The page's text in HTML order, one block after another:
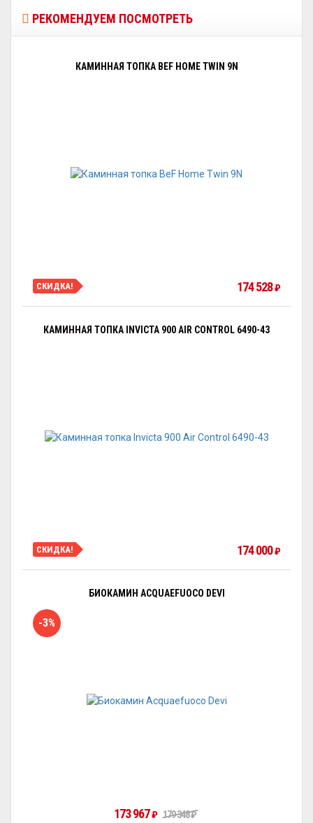
РЕКОМЕНДУЕМ ПОСМОТРЕТЬ
КАМИННАЯ ТОПКА BEF HOME TWIN 9N
СКИДКА! 174 528₽
КАМИННАЯ ТОПКА INVICTA 900 AIR CONTROL 6490-43
СКИДКА! 174 000₽
БИОКАМИН ACQUAEFUOCO DEVI
-3%
173 967₽ 179 348₽